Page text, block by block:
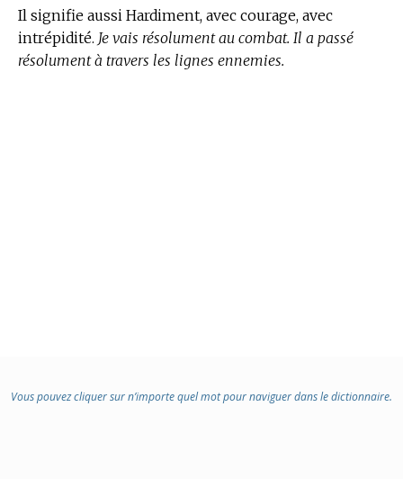
Il signifie aussi Hardiment, avec courage, avec
intrépidité. Je vais résolument au combat. Il a passé
résolument à travers les lignes ennemies.
Vous pouvez cliquer sur n’importe quel mot pour naviguer dans le dictionnaire.